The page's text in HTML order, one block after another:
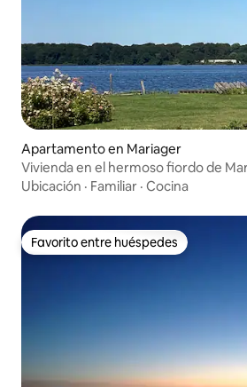
Apartamento en Mariager
Vivienda en el hermoso fiordo de
Ubicación · Familiar · Cocina
Favorito entre huéspedes
Favorito entre huéspedes